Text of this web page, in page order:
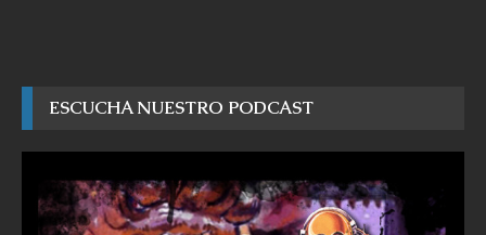
ESCUCHA NUESTRO PODCAST